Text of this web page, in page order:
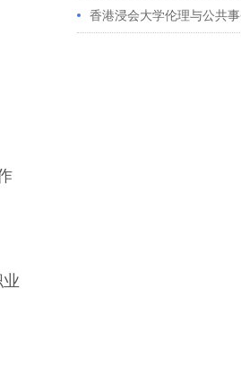
香港浸会大学伦理与公共